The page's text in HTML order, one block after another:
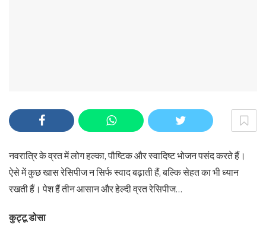
नवरात्रि के व्रत में लोग हल्का, पौष्टिक और स्वादिष्ट भोजन पसंद करते हैं।
ऐसे में कुछ खास रेसिपीज न सिर्फ स्वाद बढ़ाती हैं, बल्कि सेहत का भी ध्यान
रखती हैं। पेश हैं तीन आसान और हेल्दी व्रत रेसिपीज…
कुट्टू डोसा